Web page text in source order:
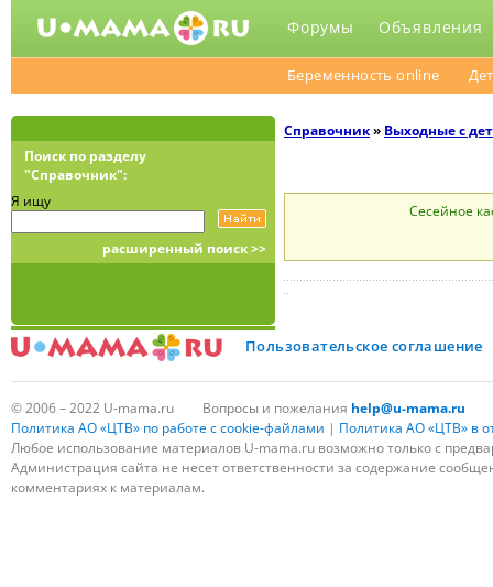
Форумы Объявления
Беременность online
Поиск по разделу
"Справочник":
Я ищу
расширенный поиск >>
Справочник» Выходные с
Сесейное
Пользовательское соглашение
© 2006 – 2022 U-mama.ru Вопросы и пожелания help@u-mama.ru
Политика АО «ЦТВ» по работе с cookie-файлами | Политика АО «ЦТВ» в
Любое использование материалов U-mama.ru возможно только с
Администрация сайта не несет ответственности за содержание
комментариях к материалам.